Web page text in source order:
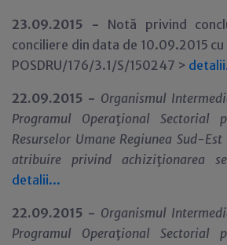
23.09.2015 - Notă privind
conciliere din data de 10.09.2015
POSDRU/176/3.1/S/150247 >
22.09.2015 - Organismul
Programul Operaţional Sectorial
Resurselor Umane Regiunea Sud-
atribuire privind achiziţionarea
detalii...
22.09.2015 - Organismul
Programul Operaţional Sectorial